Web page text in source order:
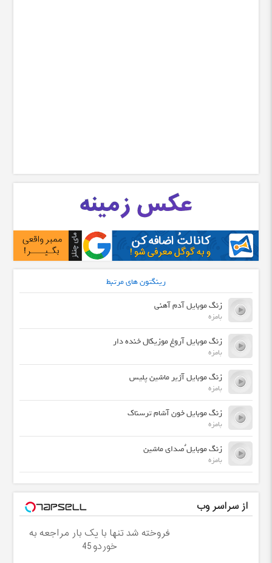
رینگتون های مرتبط
زنگ موبایل آدم آهنی
بامزه
زنگ موبایل آروغ موزیکال خنده دار
بامزه
زنگ موبایل آژیر ماشین پلیس
بامزه
زنگ موبایل خون آشام ترسناک
بامزه
زنگ موبایل ٌصدای ماشین
بامزه
از سراسر وب
فروخته شد تنها با یک بار مراجعه به
خوردو45